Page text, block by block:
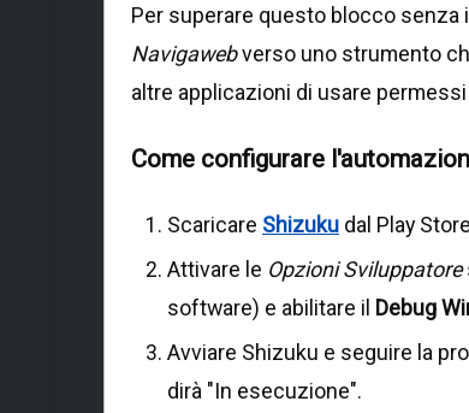
Per superare questo blocco senza
Navigawebverso uno strumento
altre applicazioni di usare
Come configurare
Scaricare Shizuku dal Play
Attivare le Opzioni Sviluppatore
software) e abilitare il Debug
Avviare Shizuku e seguire la
dirà "In esecuzione".